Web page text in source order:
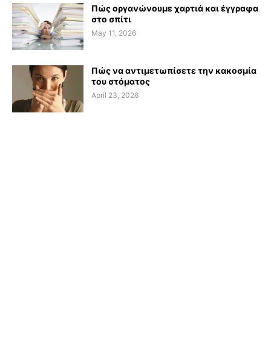
Πώς οργανώνουμε χαρτιά και έγγραφα
στο σπίτι
May 11, 2026
Πώς να αντιμετωπίσετε την κακοσμία
του στόματος
April 23, 2026